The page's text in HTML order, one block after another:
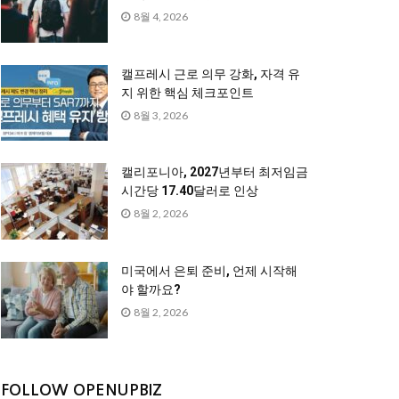
8월 4, 2026
캘프레시 근로 의무 강화, 자격 유
지 위한 핵심 체크포인트
8월 3, 2026
캘리포니아, 2027년부터 최저임금
시간당 17.40달러로 인상
8월 2, 2026
미국에서 은퇴 준비, 언제 시작해
야 할까요?
8월 2, 2026
FOLLOW OPENUPBIZ